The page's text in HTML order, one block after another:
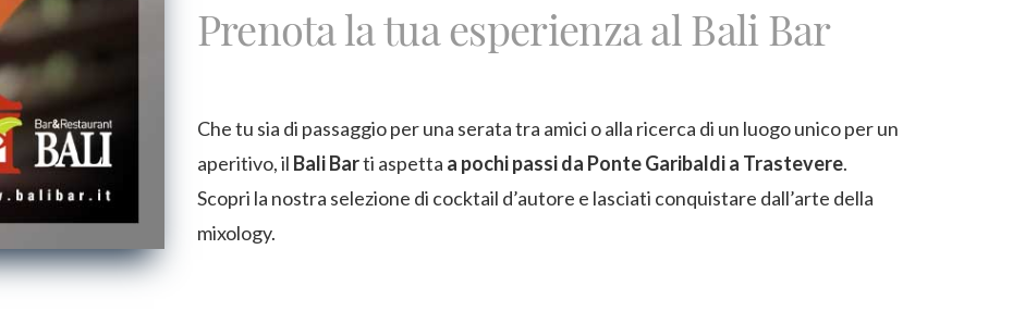
Prenota la tua esperienza al Bali Bar
Che tu sia di passaggio per una serata tra amici o alla ricerca di un luogo unico per un
aperitivo, il Bali Barti aspetta a pochi passi da Ponte Garibaldi a Trastevere.
Scopri la nostra selezione di cocktail d’autore e lasciati conquistare dall’arte della
mixology.